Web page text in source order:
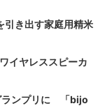
き出す家庭用精米
イヤレススピーカ
ランプリに 「bijo